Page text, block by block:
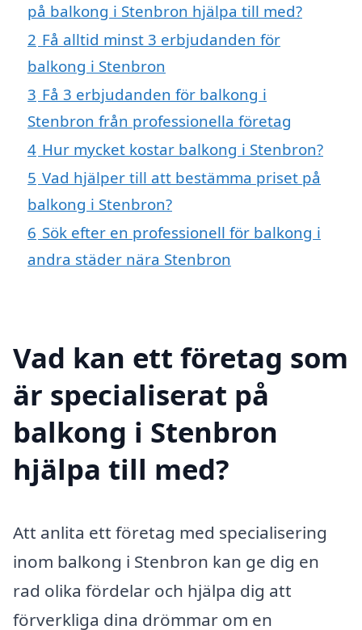
på balkong i Stenbron hjälpa till med?
2 Få alltid minst 3 erbjudanden för
balkong i Stenbron
3 Få 3 erbjudanden för balkong i
Stenbron från professionella företag
4 Hur mycket kostar balkong i Stenbron?
5 Vad hjälper till att bestämma priset på
balkong i Stenbron?
6 Sök efter en professionell för balkong i
andra städer nära Stenbron
Vad kan ett företag som
är specialiserat på
balkong i Stenbron
hjälpa till med?
Att anlita ett företag med specialisering
inom balkong i Stenbron kan ge dig en
rad olika fördelar och hjälpa dig att
förverkliga dina drömmar om en